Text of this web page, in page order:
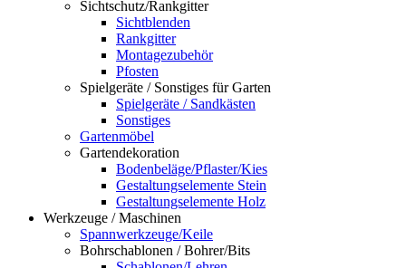
Sichtschutz/Rankgitter
Sichtblenden
Rankgitter
Montagezubehör
Pfosten
Spielgeräte / Sonstiges für Garten
Spielgeräte / Sandkästen
Sonstiges
Gartenmöbel
Gartendekoration
Bodenbeläge/Pflaster/Kies
Gestaltungselemente Stein
Gestaltungselemente Holz
Werkzeuge / Maschinen
Spannwerkzeuge/Keile
Bohrschablonen / Bohrer/Bits